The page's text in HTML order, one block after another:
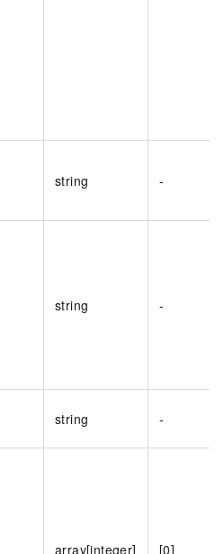
string -
string -
string -
array[integer] [0]